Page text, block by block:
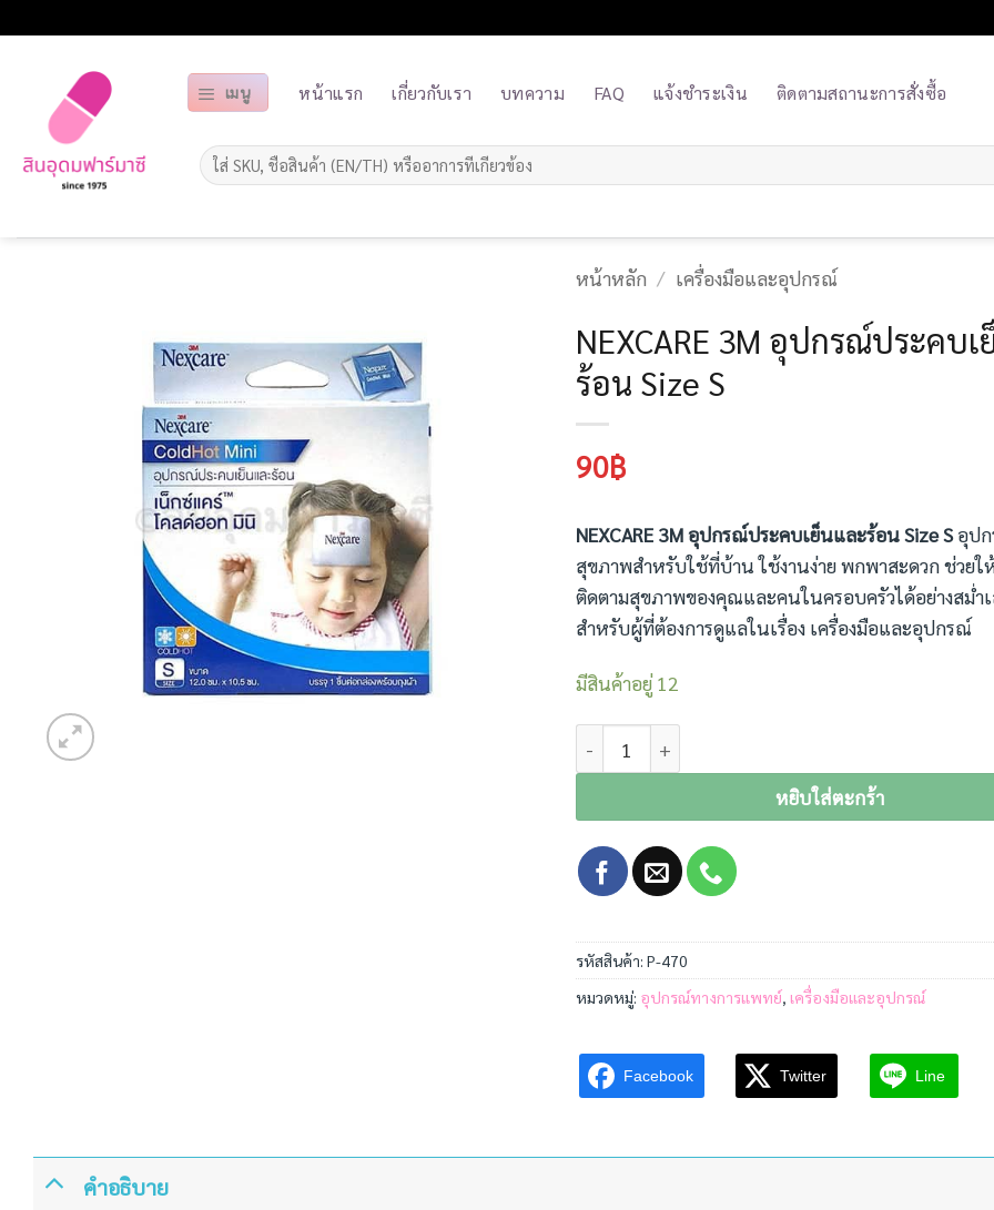
เนื้อหา
เมนู หน้าแรก เกี่ยวกับเรา บทความ FAQ แจ้งชำระเงิน ติดตามสถานะการสั่งซื้อ
ค้นหา:
หน้าหลัก / เครื่องมือและอุปกรณ์
NEXCARE 3M อุปกรณ์ประคบ
ร้อน Size S
90฿
NEXCARE 3M อุปกรณ์ประคบเย็นและร้อน Size Sอุป
สุขภาพสำหรับใช้ที่บ้าน ใช้งานง่าย พกพาสะดวก ช่วย
ติดตามสุขภาพของคุณและคนในครอบครัวได้อย่างสม่ำ
สำหรับผู้ที่ต้องการดูแลในเรื่อง เครื่องมือและอุปกรณ์
มีสินค้าอยู่ 12
หยิบใส่ตะกร้า
รหัสสินค้า: P-470
หมวดหมู่: อุปกรณ์ทางการแพทย์, เครื่องมือและอุปกรณ์
Facebook Twitter Line
คำอธิบาย